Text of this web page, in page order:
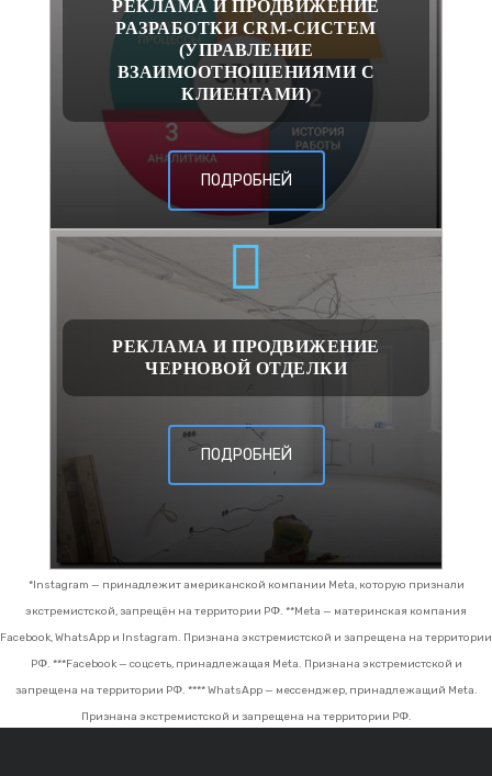
РЕКЛАМА И ПРОДВИЖЕНИЕ
РАЗРАБОТКИ CRM-СИСТЕМ
(УПРАВЛЕНИЕ
ВЗАИМООТНОШЕНИЯМИ С
КЛИЕНТАМИ)
ПОДРОБНЕЙ
РЕКЛАМА И ПРОДВИЖЕНИЕ
ЧЕРНОВОЙ ОТДЕЛКИ
ПОДРОБНЕЙ
*Instagram — принадлежит американской компании Meta, которую признали
экстремистской, запрещён на территории РФ. **Meta — материнская компания
Facebook, WhatsApp и Instagram. Признана экстремистской и запрещена на территории
РФ. ***Facebook — соцсеть, принадлежащая Meta. Признана экстремистской и
запрещена на территории РФ. **** WhatsApp — мессенджер, принадлежащий Meta.
Признана экстремистской и запрещена на территории РФ.